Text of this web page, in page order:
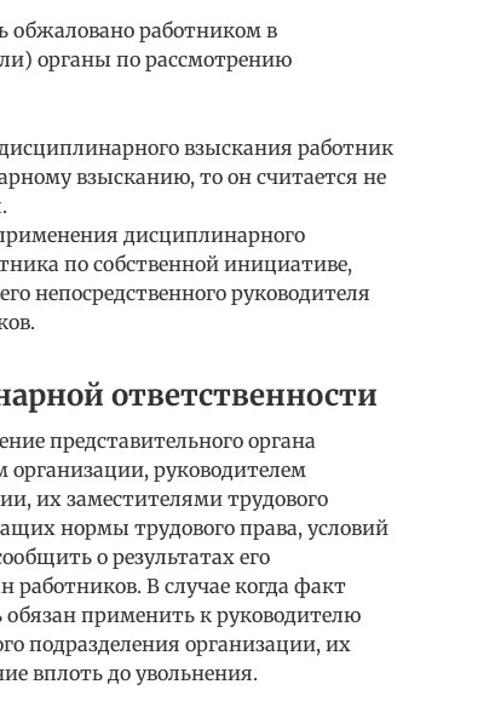
обжаловано работником в
органы по рассмотрению
взыскания работник
взысканию, то он считается не
дисциплинарного
по собственной инициативе,
непосредственного руководителя
ответственности
представительного органа
организации, руководителем
их заместителями трудового
нормы трудового права, условий
о результатах его
работников. В случае когда факт
применить к руководителю
подразделения организации, их
вплоть до увольнения.